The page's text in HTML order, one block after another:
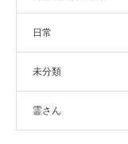
日常
未分類
霊さん